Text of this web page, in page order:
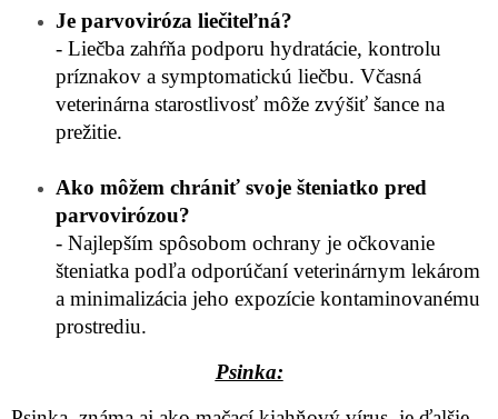
Je parvoviróza liečiteľná?
- Liečba zahŕňa podporu hydratácie, kontrolu
príznakov a symptomatickú liečbu. Včasná
veterinárna starostlivosť môže zvýšiť šance na
prežitie.
Ako môžem chrániť svoje šteniatko pred
parvovirózou?
- Najlepším spôsobom ochrany je očkovanie
šteniatka podľa odporúčaní veterinárnym lekárom
a minimalizácia jeho expozície kontaminovanému
prostrediu.
Psinka: